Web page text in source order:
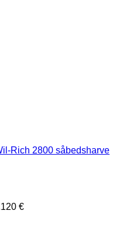
Rich 2800 såbedsharve
€